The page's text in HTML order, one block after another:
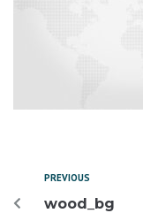
PREVIOUS
wood_bg